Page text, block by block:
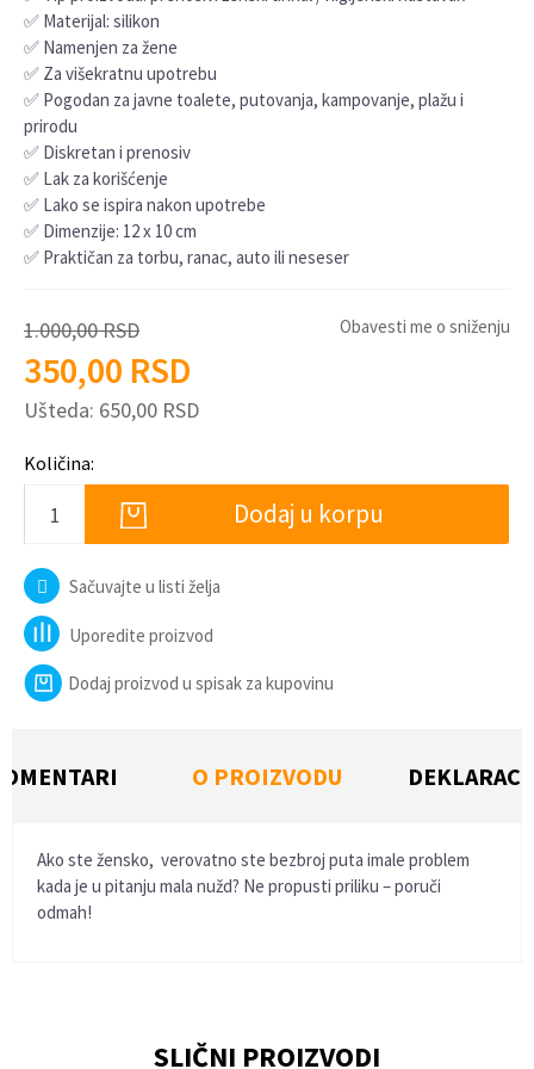
✅ Materijal: silikon
✅ Namenjen za žene
✅ Za višekratnu upotrebu
✅ Pogodan za javne toalete, putovanja, kampovanje, plažu i
prirodu
✅ Diskretan i prenosiv
✅ Lak za korišćenje
✅ Lako se ispira nakon upotrebe
✅ Dimenzije: 12 x 10 cm
✅ Praktičan za torbu, ranac, auto ili neseser
1.000,00RSD
350,00 RSD
Ušteda: 650,00 RSD
Obavesti me o sniženju
Količina:
Dodaj u korpu
Sačuvajte u listi želja
Uporedite proizvod
Dodaj proizvod u spisak za kupovinu
O PROIZVODU
Ako ste žensko, verovatno ste bezbroj puta imale problem
kada je u pitanju mala nužd? Ne propusti priliku – poruči
odmah!
SLIČNI PROIZVODI